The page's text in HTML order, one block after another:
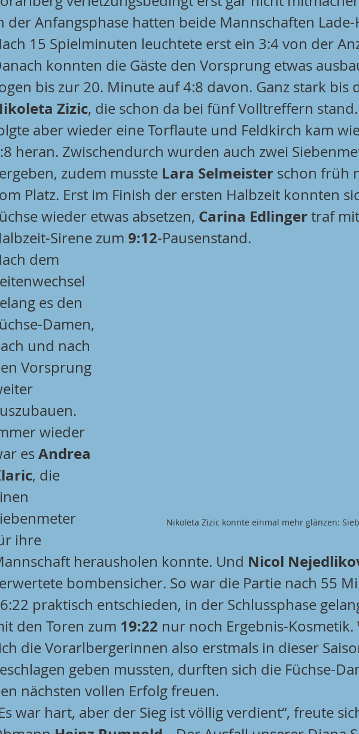
der Anfangsphase hatten beide Mannschaften
15 Spielminuten leuchtete erst ein 3:4 von der
konnten die Gäste den Vorsprung etwas
bis zur 20. Minute auf 4:8 davon. Ganz stark bis
Zizic, die schon da bei fünf Volltreffern
aber wieder eine Torflaute und Feldkirch kam
heran. Zwischendurch wurden auch zwei
zudem musste Lara Selmeister schon früh
Platz. Erst im Finish der ersten Halbzeit konnten
wieder etwas absetzen, Carina Edlinger traf
Sirene zum 9:12-Pausenstand.
Nikoleta Zizic konnte einmal mehr glänzen:
dem
es den
Damen,
und nach
Vorsprung
wieder
es Andrea
, die
ihre
herausholen konnte. Und Nicol
bombensicher. So war die Partie nach 55
praktisch entschieden, in der Schlussphase
den Toren zum 19:22 nur noch Ergebnis-Kosmetik.
die Vorarlbergerinnen also erstmals in dieser
geben mussten, durften sich die Füchse-
nächsten vollen Erfolg freuen.
war hart, aber der Sieg ist völlig verdient“, freute